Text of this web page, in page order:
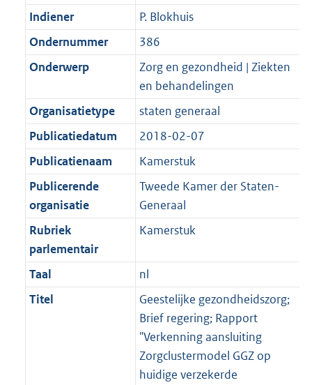
Indiener
P. Blokhuis
Ondernummer
386
Onderwerp
Zorg en gezondheid | Ziekten
en behandelingen
Organisatietype
staten generaal
Publicatiedatum
2018-02-07
Publicatienaam
Kamerstuk
Publicerende
organisatie
Tweede Kamer der Staten-
Generaal
Rubriek
parlementair
Kamerstuk
Taal
nl
Titel
Geestelijke gezondheidszorg;
Brief regering; Rapport
"Verkenning aansluiting
Zorgclustermodel GGZ op
huidige verzekerde